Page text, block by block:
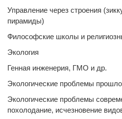
Управление через строения
пирамиды)
Философские школы и
Экология
Генная инженерия, ГМО и др.
Экологические проблемы
Экологические проблемы
похолодание, исчезновение